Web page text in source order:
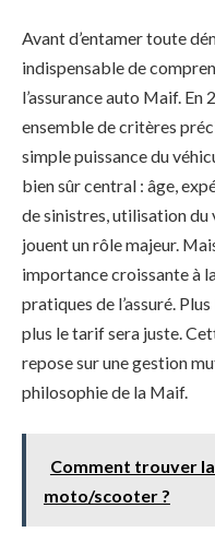
Avant d’entamer toute
indispensable de
l’assurance auto Maif. En
ensemble de critères
simple puissance du
bien sûr central : âge,
de sinistres, utilisation
jouent un rôle majeur.
importance croissante à
pratiques de l’assuré.
plus le tarif sera juste.
repose sur une gestion
philosophie de la Maif.
Comment trouver
moto/scooter ?